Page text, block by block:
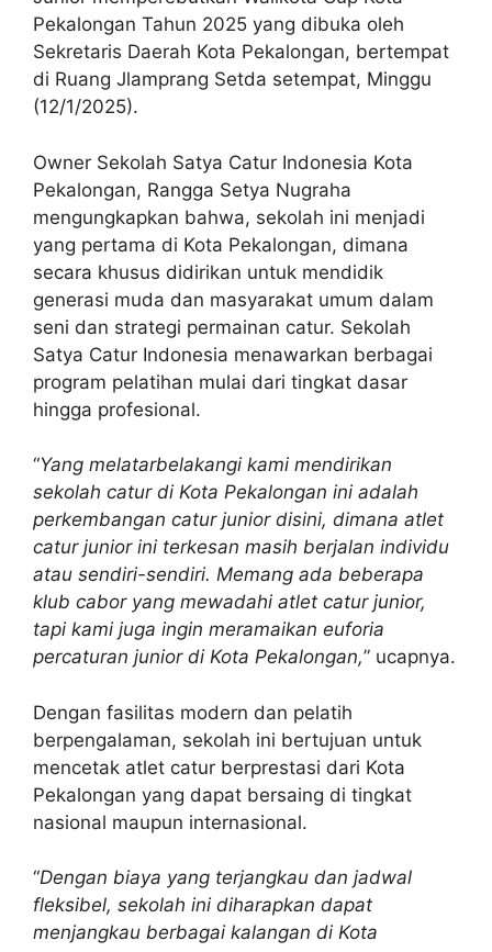
Pekalongan Tahun 2025 yang dibuka oleh
Sekretaris Daerah Kota Pekalongan, bertempat
di Ruang Jlamprang Setda setempat, Minggu
(12/1/2025).
Owner Sekolah Satya Catur Indonesia Kota
Pekalongan, Rangga Setya Nugraha
mengungkapkan bahwa, sekolah ini menjadi
yang pertama di Kota Pekalongan, dimana
secara khusus didirikan untuk mendidik
generasi muda dan masyarakat umum dalam
seni dan strategi permainan catur. Sekolah
Satya Catur Indonesia menawarkan berbagai
program pelatihan mulai dari tingkat dasar
hingga profesional.
“Yang melatarbelakangi kami mendirikan
sekolah catur di Kota Pekalongan ini adalah
perkembangan catur junior disini, dimana atlet
catur junior ini terkesan masih berjalan individu
atau sendiri-sendiri. Memang ada beberapa
klub cabor yang mewadahi atlet catur junior,
tapi kami juga ingin meramaikan euforia
percaturan junior di Kota Pekalongan,” ucapnya.
Dengan fasilitas modern dan pelatih
berpengalaman, sekolah ini bertujuan untuk
mencetak atlet catur berprestasi dari Kota
Pekalongan yang dapat bersaing di tingkat
nasional maupun internasional.
“Dengan biaya yang terjangkau dan jadwal
fleksibel, sekolah ini diharapkan dapat
menjangkau berbagai kalangan di Kota